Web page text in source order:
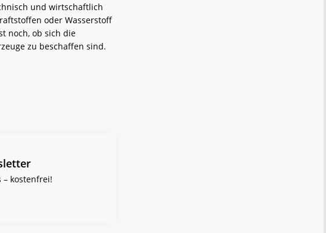
und wirtschaftlich
oder Wasserstoff
noch, ob sich die
zu beschaffen sind.
– kostenfrei!